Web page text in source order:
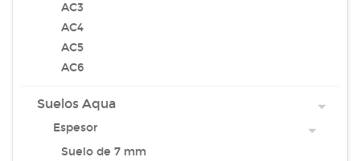
AC3
AC4
AC5
AC6
Suelos Aqua
Espesor
Suelo de 7 mm